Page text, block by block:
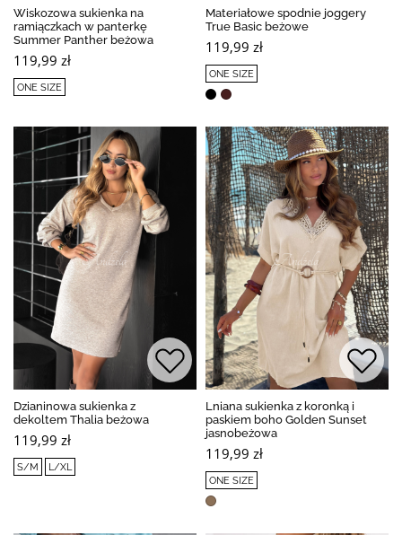
Wiskozowa sukienka na
ramiączkach w panterkę
Summer Panther beżowa
119,99 zł
ONE SIZE
Materiałowe spodnie joggery
True Basic beżowe
119,99 zł
ONE SIZE
Dzianinowa sukienka z
dekoltem Thalia beżowa
119,99 zł
S/M L/XL
Lniana sukienka z koronką i
paskiem boho Golden Sunset
jasnobeżowa
119,99 zł
ONE SIZE